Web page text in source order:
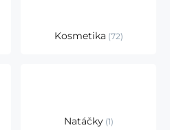
Kosmetika 72
Natáčky 1